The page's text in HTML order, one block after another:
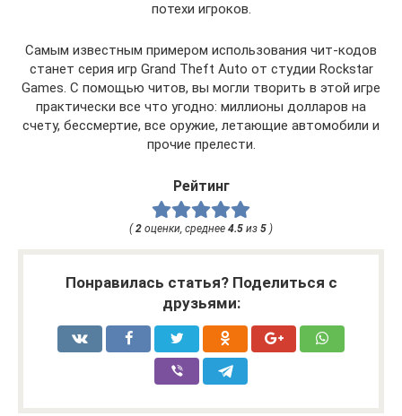
потехи игроков.
Самым известным примером использования чит-кодов
станет серия игр Grand Theft Auto от студии Rockstar
Games. С помощью читов, вы могли творить в этой игре
практически все что угодно: миллионы долларов на
счету, бессмертие, все оружие, летающие автомобили и
прочие прелести.
Рейтинг
(2 оценки, среднее 4.5 из 5 )
Понравилась статья? Поделиться с
друзьями: